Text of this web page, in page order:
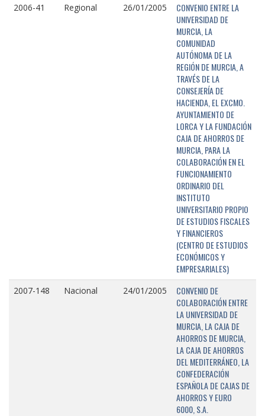
2006-41 Regional 26/01/2005
CONVENIO ENTRE LA
UNIVERSIDAD DE
MURCIA, LA
COMUNIDAD
AUTÓNOMA DE LA
REGIÓN DE MURCIA, A
TRAVÉS DE LA
CONSEJERÍA DE
HACIENDA, EL EXCMO.
AYUNTAMIENTO DE
LORCA Y LA FUNDACIÓN
CAJA DE AHORROS DE
MURCIA, PARA LA
COLABORACIÓN EN EL
FUNCIONAMIENTO
ORDINARIO DEL
INSTITUTO
UNIVERSITARIO PROPIO
DE ESTUDIOS FISCALES
Y FINANCIEROS
(CENTRO DE ESTUDIOS
ECONÓMICOS Y
EMPRESARIALES)
2007-148 Nacional 24/01/2005
CONVENIO DE
COLABORACIÓN ENTRE
LA UNIVERSIDAD DE
MURCIA, LA CAJA DE
AHORROS DE MURCIA,
LA CAJA DE AHORROS
DEL MEDITERRÁNEO, LA
CONFEDERACIÓN
ESPAÑOLA DE CAJAS DE
AHORROS Y EURO
6000, S.A.